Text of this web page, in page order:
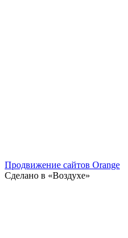
Продвижение сайтов Orange
Сделано в «Воздухе»